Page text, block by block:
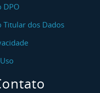
DPO
Titular dos Dados